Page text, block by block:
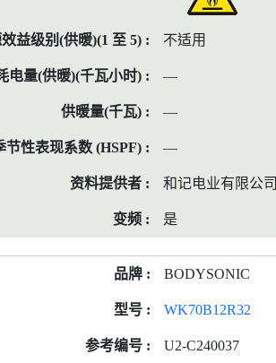
不适用
—
—
—
和记电业有限公司
是
BODYSONIC
WK70B12R32
U2-C240037